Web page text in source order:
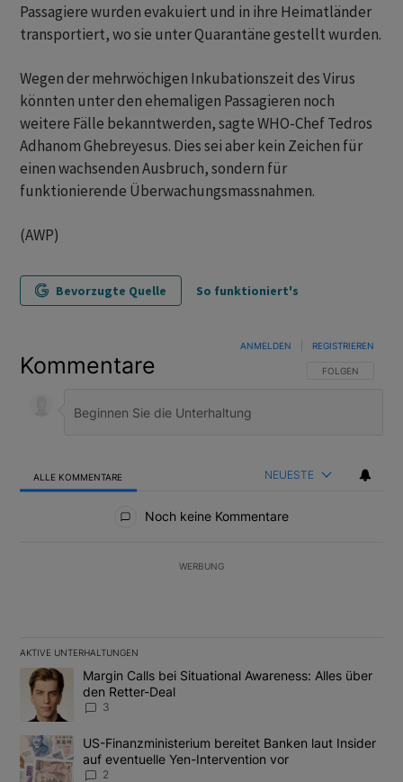
Passagiere wurden evakuiert und in ihre Heimatländer
transportiert, wo sie unter Quarantäne gestellt wurden.
Wegen der mehrwöchigen Inkubationszeit des Virus
könnten unter den ehemaligen Passagieren noch
weitere Fälle bekanntwerden, sagte WHO-Chef Tedros
Adhanom Ghebreyesus. Dies sei aber kein Zeichen für
einen wachsenden Ausbruch, sondern für
funktionierende Überwachungsmassnahmen.
(AWP)
Bevorzugte Quelle So funktioniert's
Kommentare FOLGE DIESER
FOLGEN
ANMELDEN REGISTRIEREN
ALLE KOMMENTARE NEUESTE
Noch keine Kommentare
WERBUNG
AKTIVE UNTERHALTUNGEN
Das Folgende ist eine Liste der am meisten kommentierten
Ein Trendartikel mit dem Titel "Margin Calls bei Situational
Margin Calls bei Situational Awareness: Alles über
den Retter-Deal
3
Ein Trendartikel mit dem Titel "US-Finanzministerium bereitet
US-Finanzministerium bereitet Banken laut Insider
auf eventuelle Yen-Intervention vor
2